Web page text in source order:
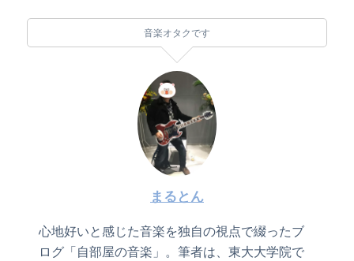
音楽オタクです
まるとん
心地好いと感じた音楽を独自の視点で綴ったブ
ログ「自部屋の音楽」。筆者は、東大大学院で